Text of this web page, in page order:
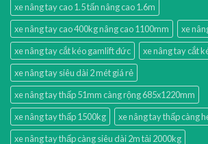
xe nâng tay cao 1.5 tấn nâng cao 1.6m
xe nâng tay cao 400kg nâng cao 1100mm
xe
xe nâng tay cắt kéo gamlift đức
xe nâng tay cắt
xe nâng tay siêu dài 2 mét giá rẻ
xe nâng tay thấp 51mm càng rộng 685x1220mm
xe nâng tay thấp 1500kg
xe nâng tay thấp càng
xe nâng tay thấp càng siêu dài 2m tải 2000kg